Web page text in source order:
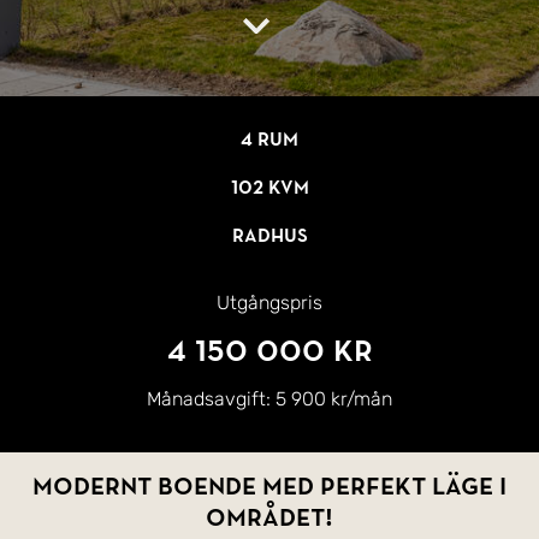
4 rum
102 kvm
Radhus
Utgångspris
4 150 000 kr
Månadsavgift: 5 900 kr/mån
Modernt boende med perfekt läge i
området!